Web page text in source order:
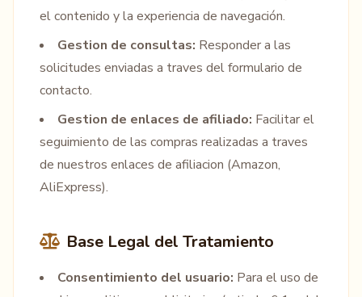
el contenido y la experiencia de navegación.
Gestion de consultas: Responder a las
solicitudes enviadas a traves del formulario de
contacto.
Gestion de enlaces de afiliado: Facilitar el
seguimiento de las compras realizadas a traves
de nuestros enlaces de afiliacion (Amazon,
AliExpress).
Base Legal del Tratamiento
Consentimiento del usuario: Para el uso de